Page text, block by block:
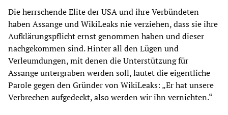
Die herrschende Elite der USA und ihre Verbündeten
haben Assange und WikiLeaks nie verziehen, dass sie ihre
Aufklärungspflicht ernst genommen haben und dieser
nachgekommen sind. Hinter all den Lügen und
Verleumdungen, mit denen die Unterstützung für
Assange untergraben werden soll, lautet die eigentliche
Parole gegen den Gründer von WikiLeaks: „Er hat unsere
Verbrechen aufgedeckt, also werden wir ihn vernichten.“